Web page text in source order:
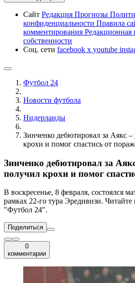
Сайт Редакция Прогнозы
конфиденциальности Правила
комментирования Редакционная
собственности
Соц. сети facebook x youtube
Футбол 24
Новости футбола
Нидерланды
Зинченко дебютировал за Аякс
крохи и помог спастись от
Зинченко дебютировал за
получил крохи и помог
В воскресенье, 8 февраля, состоялся
рамках 22-го тура Эредивизи. Читайте
"Футбол 24".
Поделиться
0
комментарии